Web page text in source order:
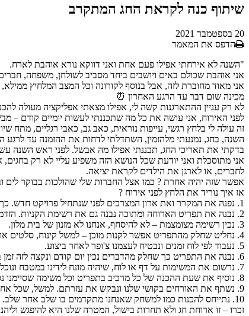
שיתוף כנה לקראת החג המתקרב
20 בספטמבר 2021
הדפס את המאמר
"השנה לא אירחתי אפילו פעם אחת ואני דווקא נורא אוהבת לארח.
אני אוהבת שכולם באים ויושבים ביחד מסביב לשולחן, משפחה,
אני מאוד מחוברת לזה, אבל בנוסף לקורונה וכל המצב המלחיץ
מכינה שום דבר עד הרגע האחרון ⏰
לא רק עניין ההתארגנות קשה לי, אפילו מצאתי אפליקציה מעולה
לפני האירוח, אני עושה את כל מה שתכננתי לעשות יומיים קודם
זה עולה לי בלחץ רגשי, עייפות נוראית, כאב גב, כאבי רגליים, מתח
השנה, בחג, נמנעתי מלהזמין, השתדלתי לדחות את ההזמנה עד לרגע
בדקתי את תאריכי החג, תכננתי אפילו מה אבשל. לפני ראש השנה
לחברים, או לארגן את הילדים לקראת יציאה.
אפשר שזה יהיה אחרת ? כמו אצל החברות שלי שהולכות בבוקר לים
אז איך נוריד את הלחץ לפני אירוח ?
1. נפנה את המקרר ואת ארון המצרכים לפני שנתחיל פרויקט חדש. כך גם נדע מה יש לנו ומה חסר לנו.
2. נבנה את תפריט הארוחה ומתוכה נבנה גם את רשימת הקניות. הזדמנות להשתמש במצרכים שמצאנו בארונות ובמקרר.
3. נכין רשימה מצומצמת – לא להיסחף, אנחנו לא מזנון של בית מלון.
4. נחליט שחלק מהתפריט אפשר לקנות מוכן – למשל קינוח, סלטים או מנה עיקרית דווקא.
5. נעבוד לפי לוח זמנים ונבטיח לעצמנו צ'ופר לאחר ביצוע.
6. נבנה את התפריט כך שחלק מהדברים נכין יום קודם ונקצה לזה זמן ביומן.
7. נרשום את המשימות על דף או לוח, שיהיה מונח לידינו במטבח ונוכל לעדכן אותו בכל רגע.
8. נוסיף את שעת ההכנה של כל מרכיב בתפריט וכל משימה שסיימנו נסמן ב-V.
9. נשתף את האורחים בקושי שלנו ונבקש את עזרתם. למשל, שכל אחד יביא משהו שהוא אוהב להכין, או שאחד מהם יבוא אחר מוקדם יותר לעזור בהכנות.
10. נתייחס להכנות כמו למשחק שאנחנו מתקדמים בו שלב אחר שלב.
זכרו – זו ארוחת חג ולא תחרות בישול, המטרה שלנו היא להיפגש